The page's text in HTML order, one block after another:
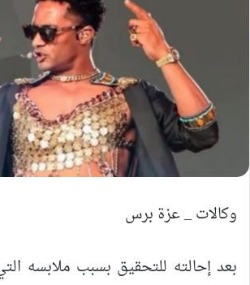
وكالات _ عزة برس
بعد إحالته للتحقيق بسبب ملابسه